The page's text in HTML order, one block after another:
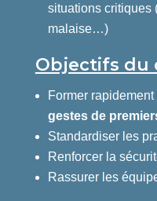
situations critiques
malaise…)
Objectifs du
Former
gestes de
Standardiser les
Renforcer la
Rassurer les